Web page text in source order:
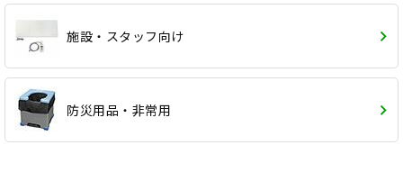
施設・スタッフ向け
防災用品・非常用